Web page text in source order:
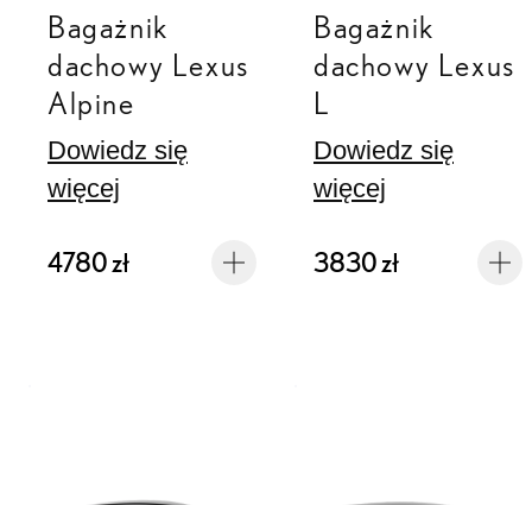
Bagażnik
dachowy Lexus
Alpine
Dowiedz się
więcej
4780 zł
Bagażnik
dachowy Lexus
L
Dowiedz się
więcej
3830 zł